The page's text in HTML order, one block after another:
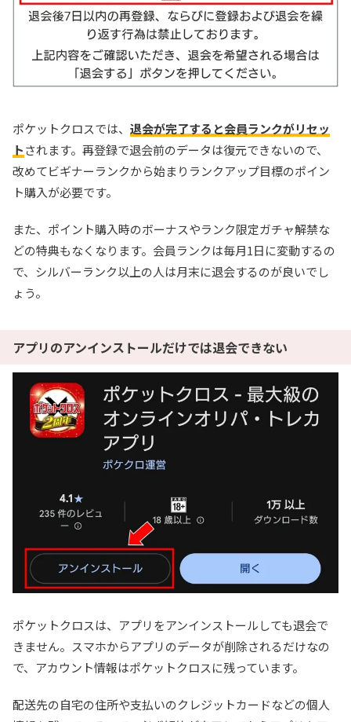
ポケットクロスでは、 退会が完了すると会員ランクがリセッ
トされます。再登録で退会前のデータは復元できないので、
改めてビギナーランクから始まりランクアップ目標のポイン
ト購入が必要です。
また、ポイント購入時のボーナスやランク限定ガチャ解禁な
どの特典もなくなります。会員ランクは毎月1日に変動するの
で、シルバーランク以上の人は月末に退会するのが良いでし
ょう。
アプリのアンインストールだけでは退会できない
ポケットクロスは、アプリをアンインストールしても退会で
きません。スマホからアプリのデータが削除されるだけなの
で、アカウント情報はポケットクロスに残っています。
配送先の自宅の住所や支払いのクレジットカードなどの個人